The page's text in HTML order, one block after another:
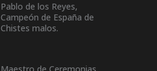
Pablo de los Reyes,
Campeón de España de
Chistes malos.